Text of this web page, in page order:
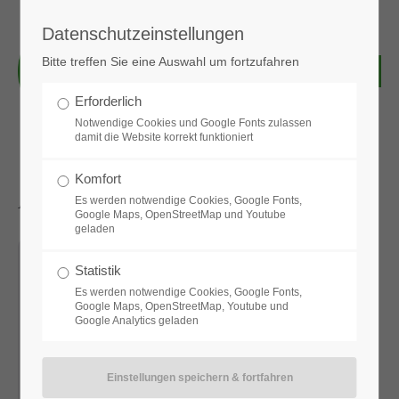
Anmelden
|Lost your password?
Aktuelle News & Bilder
Datenschutzeinstellungen
Bitte treffen Sie eine Auswahl um fortzufahren
Erforderlich
Notwendige Cookies und Google Fonts zulassen
damit die Website korrekt funktioniert
Komfort
Es werden notwendige Cookies, Google Fonts,
Google Maps, OpenStreetMap und Youtube
geladen
Statistik
Es werden notwendige Cookies, Google Fonts,
Google Maps, OpenStreetMap, Youtube und
Google Analytics geladen